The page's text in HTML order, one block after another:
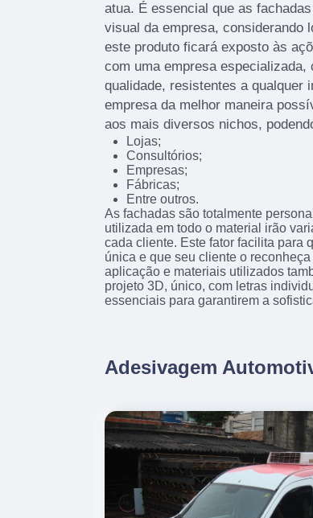
atua. É essencial que as
visual da empresa, considerando
este produto ficará exposto às
com uma empresa
qualidade, resistentes a qualquer
empresa da melhor maneira
aos mais diversos nichos,
Lojas;
Consultórios;
Empresas;
Fábricas;
Entre outros.
As fachadas são totalmente
utilizada em todo o material irão
cada cliente. Este fator facilita para
única e que seu cliente o
aplicação e materiais utilizados
projeto 3D, único, com letras
essenciais para garantirem a
Adesivagem